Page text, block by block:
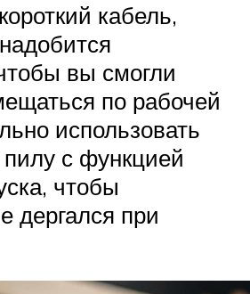
кабель,
вы смогли
по рабочей
использовать
с функцией
чтобы
дергался при